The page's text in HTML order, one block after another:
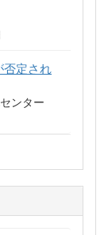
否定され
ンター